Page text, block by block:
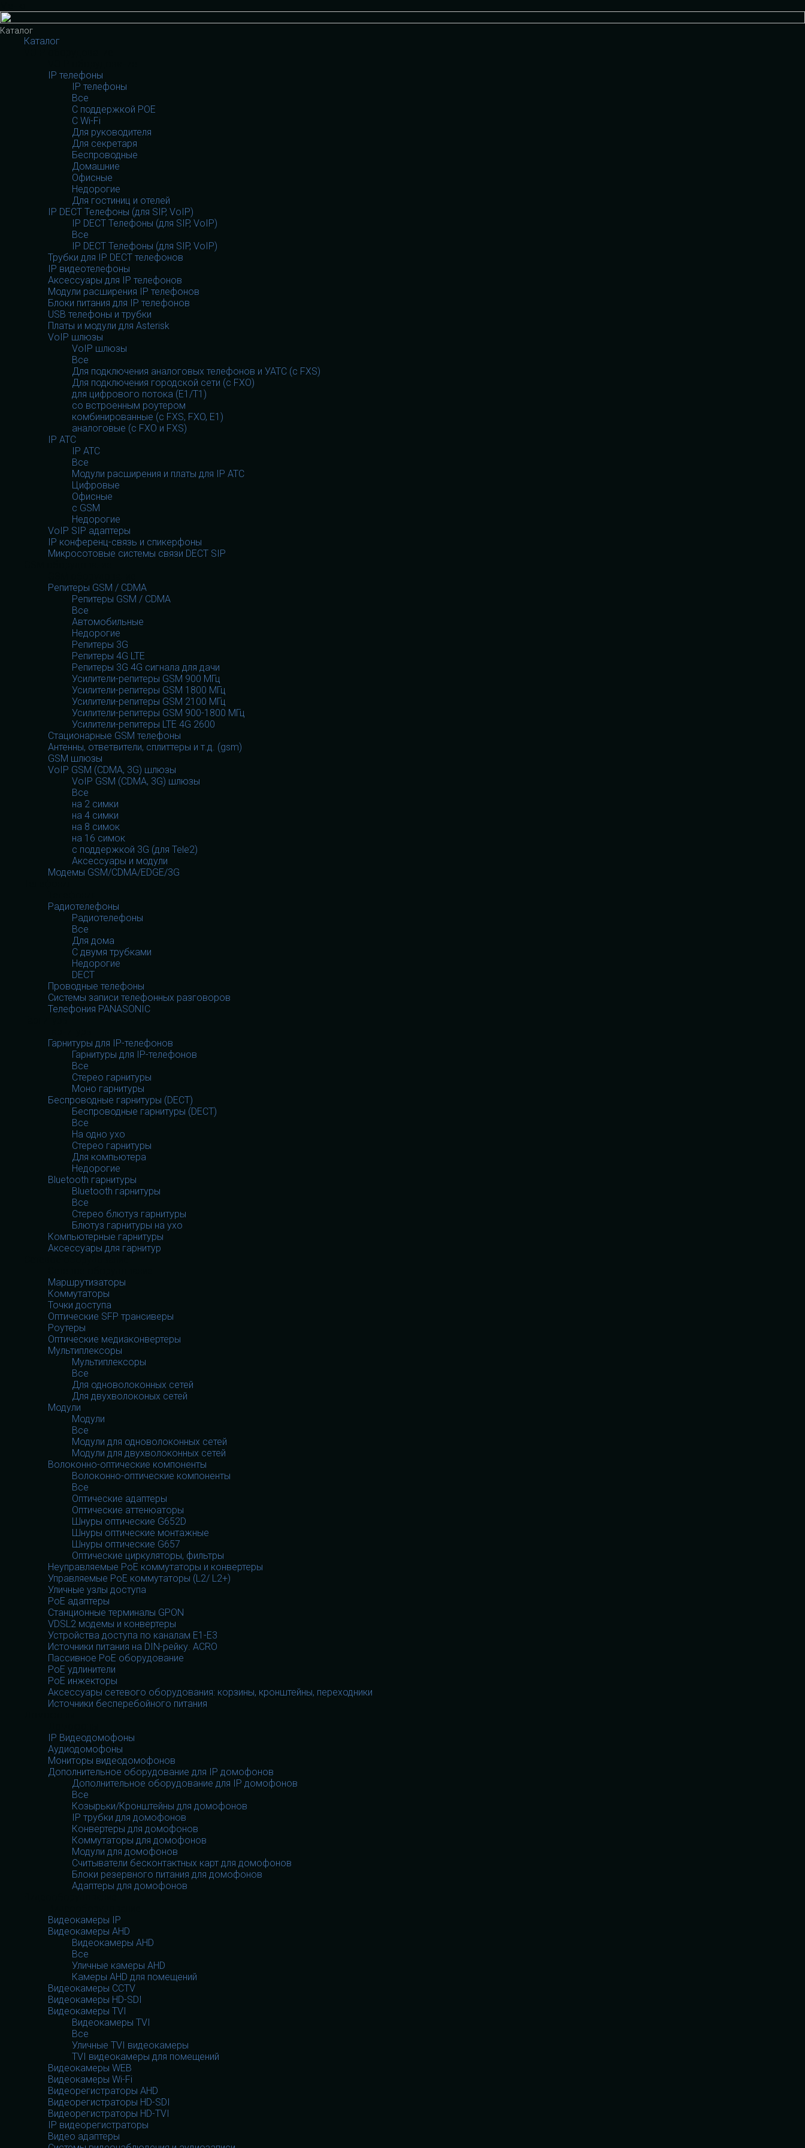
Каталог
Каталог
IP телефоны
IP телефоны
Все
С поддержкой POE
C Wi-Fi
Для руководителя
Для секретаря
Беспроводные
Домашние
Офисные
Недорогие
Для гостиниц и отелей
IP DECT Телефоны (для SIP, VoIP)
IP DECT Телефоны (для SIP, VoIP)
Все
IP DECT Телефоны (для SIP, VoIP)
Трубки для IP DECT телефонов
IP видеотелефоны
Аксессуары для IP телефонов
Модули расширения IP телефонов
Блоки питания для IP телефонов
USB телефоны и трубки
Платы и модули для Asterisk
VoIP шлюзы
VoIP шлюзы
Все
Для подключения аналоговых телефонов и УАТС (с FXS)
Для подключения городской сети (с FXO)
для цифрового потока (E1/T1)
со встроенным роутером
комбинированные (c FXS, FXO, E1)
аналоговые (с FXO и FXS)
IP АТС
IP АТС
Все
Модули расширения и платы для IP АТС
Цифровые
Офисные
с GSM
Недорогие
VoIP SIP адаптеры
IP конференц-связь и спикерфоны
Микросотовые системы связи DECT SIP
Репитеры GSM / CDMA
Репитеры GSM / CDMA
Все
Автомобильные
Недорогие
Репитеры 3G
Репитеры 4G LTE
Репитеры 3G 4G сигнала для дачи
Усилители-репитеры GSM 900 МГц
Усилители-репитеры GSM 1800 МГц
Усилители-репитеры GSM 2100 МГц
Усилители-репитеры GSM 900-1800 МГц
Усилители-репитеры LTE 4G 2600
Стационарные GSM телефоны
Антенны, ответвители, сплиттеры и т.д. (gsm)
GSM шлюзы
VoIP GSM (CDMA, 3G) шлюзы
VoIP GSM (CDMA, 3G) шлюзы
Все
на 2 симки
на 4 симки
на 8 симок
на 16 симок
с поддержкой 3G (для Tele2)
Аксессуары и модули
Модемы GSM/CDMA/EDGE/3G
Радиотелефоны
Радиотелефоны
Все
Для дома
С двумя трубками
Недорогие
DECT
Проводные телефоны
Системы записи телефонных разговоров
Телефония PANASONIC
Гарнитуры для IP-телефонов
Гарнитуры для IP-телефонов
Все
Стерео гарнитуры
Моно гарнитуры
Беспроводные гарнитуры (DECT)
Беспроводные гарнитуры (DECT)
Все
На одно ухо
Стерео гарнитуры
Для компьютера
Недорогие
Bluetooth гарнитуры
Bluetooth гарнитуры
Все
Стерео блютуз гарнитуры
Блютуз гарнитуры на ухо
Компьютерные гарнитуры
Аксессуары для гарнитур
Маршрутизаторы
Коммутаторы
Точки доступа
Оптические SFP трансиверы
Роутеры
Оптические медиаконвертеры
Мультиплексоры
Мультиплексоры
Все
Для одноволоконных сетей
Для двухволоконых сетей
Модули
Модули
Все
Модули для одноволоконных сетей
Модули для двухволоконных сетей
Волоконно-оптические компоненты
Волоконно-оптические компоненты
Все
Оптические адаптеры
Оптические аттенюаторы
Шнуры оптические G652D
Шнуры оптические монтажные
Шнуры оптические G657
Оптические циркуляторы, фильтры
Неуправляемые PoE коммутаторы и конвертеры
Управляемые PoE коммутаторы (L2/ L2+)
Уличные узлы доступа
PoE адаптеры
Станционные терминалы GPON
VDSL2 модемы и конвертеры
Устройства доступа по каналам E1-E3
Источники питания на DIN-рейку. ACRO
Пассивное PoE оборудование
PoE удлинители
PoE инжекторы
Аксессуары сетевого оборудования: корзины, кронштейны, переходники
Источники бесперебойного питания
IP Видеодомофоны
Аудиодомофоны
Мониторы видеодомофонов
Дополнительное оборудование для IP домофонов
Дополнительное оборудование для IP домофонов
Все
Козырьки/Кронштейны для домофонов
IP трубки для домофонов
Конвертеры для домофонов
Коммутаторы для домофонов
Модули для домофонов
Считыватели бесконтактных карт для домофонов
Блоки резервного питания для домофонов
Адаптеры для домофонов
Видеокамеры IP
Видеокамеры AHD
Видеокамеры AHD
Все
Уличные камеры AHD
Камеры AHD для помещений
Видеокамеры CCTV
Видеокамеры HD-SDI
Видеокамеры TVI
Видеокамеры TVI
Все
Уличные TVI видеокамеры
TVI видеокамеры для помещений
Видеокамеры WEB
Видеокамеры Wi-Fi
Видеорегистраторы AHD
Видеорегистраторы HD-SDI
Видеорегистраторы HD-TVI
IP видеорегистраторы
Видео адаптеры